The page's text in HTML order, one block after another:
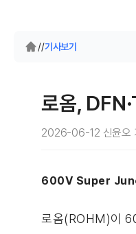
//기사보기
로옴,
2026-06-12 신윤오
600V Super
로옴(ROHM)이